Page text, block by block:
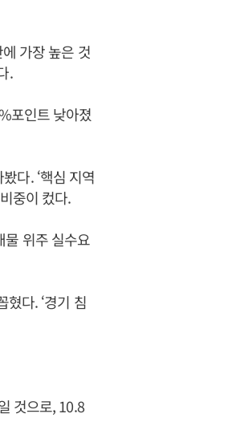
가장 높은 것
.
포인트 낮아졌
다. ‘핵심 지역
중이 컸다.
물 위주 실수요
혔다. ‘경기 침
것으로, 10.8